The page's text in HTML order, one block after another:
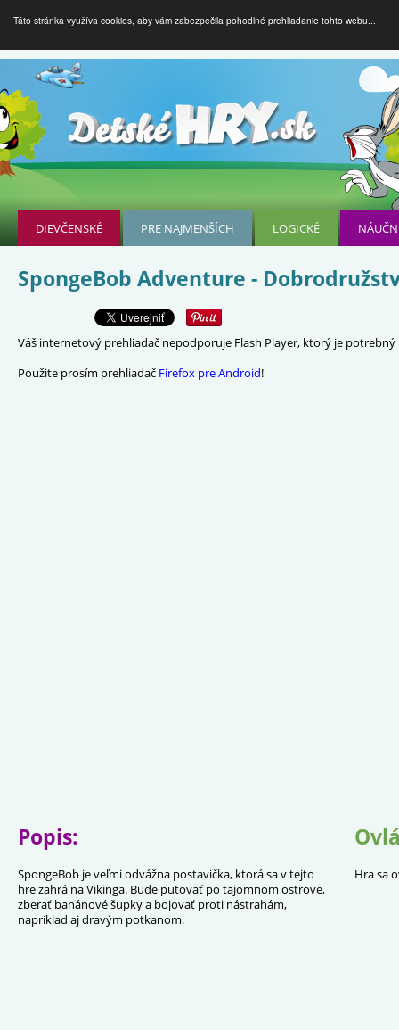
Táto stránka využíva cookies, aby vám zabezpečila pohodlné prehliadanie tohto webu...
DIEVČENSKÉ PRE NAJMENŠÍCH LOGICKÉ
SpongeBob Adventure -
Váš internetový prehliadač nepodporuje Flash Player, ktorý je
Použite prosím prehliadač Firefox pre Android!
Popis:
SpongeBob je veľmi odvážna postavička, ktorá sa v tejto
hre zahrá na Vikinga. Bude putovať po tajomnom ostrove,
zberať banánové šupky a bojovať proti nástrahám,
napríklad aj dravým potkanom.
Hra sa